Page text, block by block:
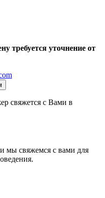
требуется уточнение от
свяжется с Вами в
и мы свяжемся с вами для